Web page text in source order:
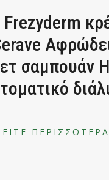
Frezyderm
σαμπουάν
ΠΕΡΙΣΣΟΤΕΡΑ